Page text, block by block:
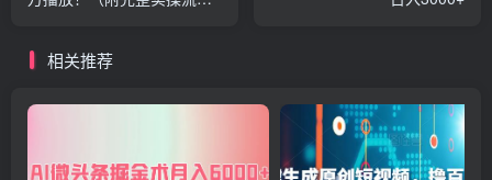
相关推荐